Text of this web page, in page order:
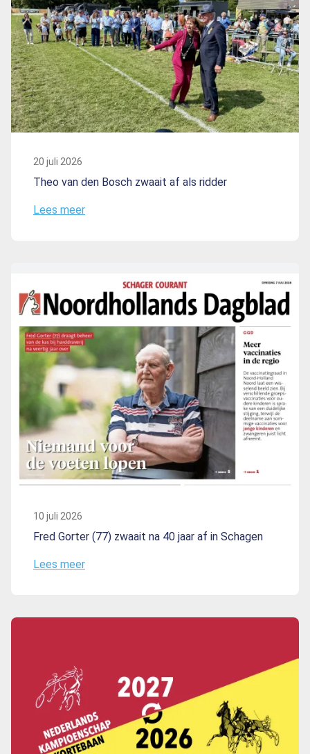
20 juli 2026
Theo van den Bosch zwaait af als ridder
Lees meer
10 juli 2026
Fred Gorter (77) zwaait na 40 jaar af in Schagen
Lees meer